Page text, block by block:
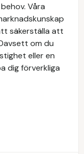
Våra
säkerställa att
om du
eller en
dig förverkliga